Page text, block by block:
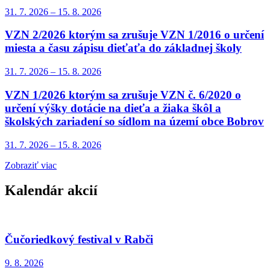
31. 7. 2026 – 15. 8. 2026
VZN 2/2026 ktorým sa zrušuje VZN 1/2016 o určení
miesta a času zápisu dieťaťa do základnej školy
31. 7. 2026 – 15. 8. 2026
VZN 1/2026 ktorým sa zrušuje VZN č. 6/2020 o
určení výšky dotácie na dieťa a žiaka škôl a
školských zariadení so sídlom na území obce Bobrov
31. 7. 2026 – 15. 8. 2026
Zobraziť viac
Kalendár akcií
Čučoriedkový festival v Rabči
9. 8. 2026